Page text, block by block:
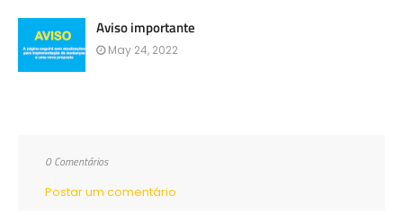
Aviso importante
May 24, 2022
0 Comentários
Postar um comentário